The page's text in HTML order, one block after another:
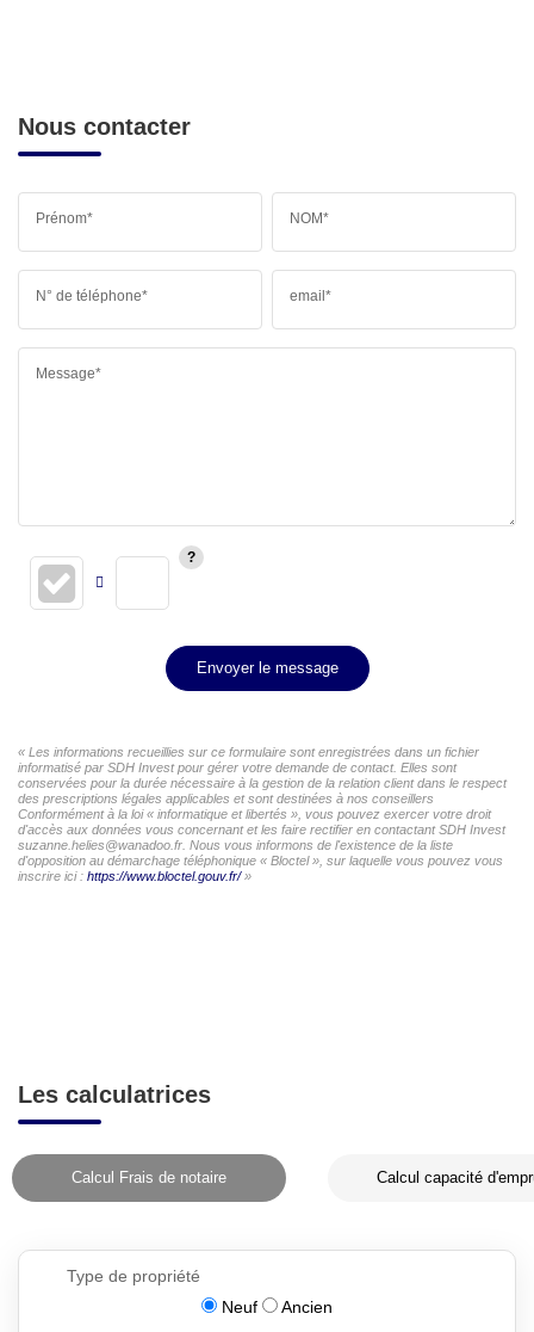
Nous contacter
Prénom* NOM*
N° de téléphone* email*
Message*
Envoyer le message
« Les informations recueillies sur ce formulaire sont enregistrées dans un fichier
informatisé par SDH Invest pour gérer votre demande de contact. Elles sont
conservées pour la durée nécessaire à la gestion de la relation client dans le respect
des prescriptions légales applicables et sont destinées à nos conseillers
Conformément à la loi « informatique et libertés », vous pouvez exercer votre droit
d'accès aux données vous concernant et les faire rectifier en contactant SDH Invest
suzanne.helies@wanadoo.fr. Nous vous informons de l'existence de la liste
d'opposition au démarchage téléphonique « Bloctel », sur laquelle vous pouvez vous
inscrire ici : https://www.bloctel.gouv.fr/»
Les calculatrices
Calcul Frais de notaire Calcul capacité